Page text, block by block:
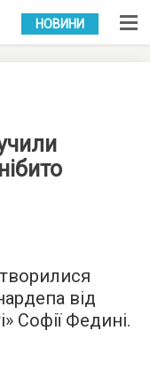
УКР РУС
НОВИНИ
від
Софії Федині.